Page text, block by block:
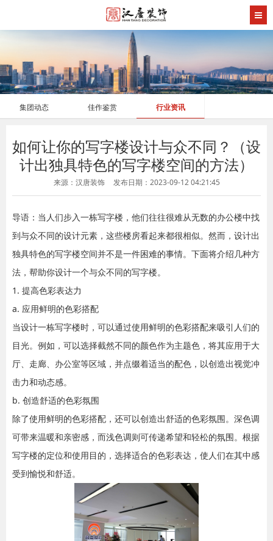
集团动态 佳作鉴赏 行业资讯
如何让你的写字楼设计与众不同？（设
计出独具特色的写字楼空间的方法）
来源：汉唐装饰 发布日期：2023-09-12 04:21:45
导语：当人们步入一栋写字楼，他们往往很难从无数的办公楼中找
到与众不同的设计元素，这些楼房看起来都很相似。然而，设计出
独具特色的写字楼空间并不是一件困难的事情。下面将介绍几种方
法，帮助你设计一个与众不同的写字楼。
1. 提高色彩表达力
a. 应用鲜明的色彩搭配
当设计一栋写字楼时，可以通过使用鲜明的色彩搭配来吸引人们的
目光。例如，可以选择截然不同的颜色作为主题色，将其应用于大
厅、走廊、办公室等区域，并点缀着适当的配色，以创造出视觉冲
击力和动态感。
b. 创造舒适的色彩氛围
除了使用鲜明的色彩搭配，还可以创造出舒适的色彩氛围。深色调
可带来温暖和亲密感，而浅色调则可传递希望和轻松的氛围。根据
写字楼的定位和使用目的，选择适合的色彩表达，使人们在其中感
受到愉悦和舒适。